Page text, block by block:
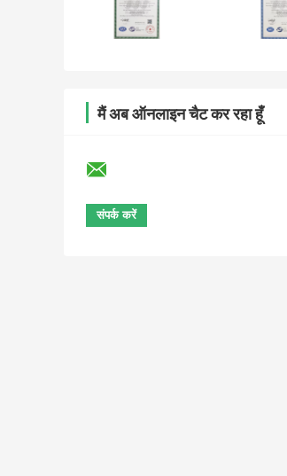
मैं अब ऑनलाइन चैट कर रहा हूँ